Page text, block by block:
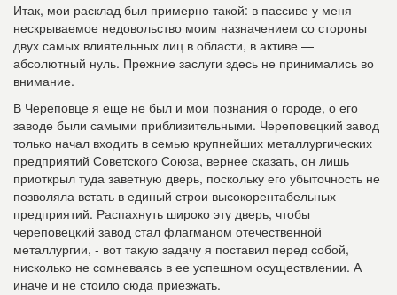
Итак, мои расклад был примерно такой: в пассиве у меня -
нескрываемое недовольство моим назначением со стороны
двух самых влиятельных лиц в области, в активе —
абсолютный нуль. Прежние заслуги здесь не принимались во
внимание.
В Череповце я еще не был и мои познания о городе, о его
заводе были самыми приблизительными. Череповецкий завод
только начал входить в семью крупнейших металлургических
предприятий Советского Союза, вернее сказать, он лишь
приоткрыл туда заветную дверь, поскольку его убыточность не
позволяла встать в единый строи высокорентабельных
предприятий. Распахнуть широко эту дверь, чтобы
череповецкий завод стал флагманом отечественной
металлургии, - вот такую задачу я поставил перед собой,
нисколько не сомневаясь в ее успешном осуществлении. А
иначе и не стоило сюда приезжать.